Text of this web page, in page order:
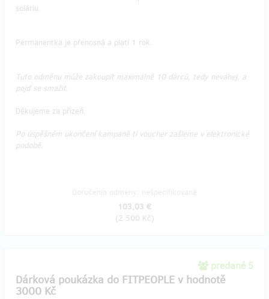
soláriu.
Permanentka je přenosná a platí 1 rok.
Tuto odměnu může zakoupit maximálně 10 dárců, tedy neváhej, a
pojď se smažit.
Děkujeme za přízeň.
Po úspěšném ukončení kampaně ti voucher zašleme v elektronické
podobě.
103,03 €
(2 500 Kč)
predané 5
Dárková poukázka do FITPEOPLE v hodnotě
3000 Kč